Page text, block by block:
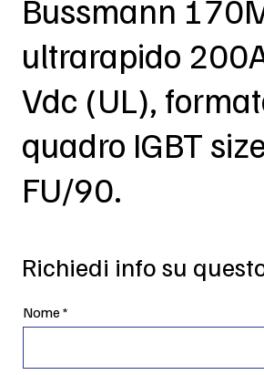
Bussmann
ultrarapido
Vdc (UL),
quadro IGBT
FU/90.
Richiedi info su
Nome